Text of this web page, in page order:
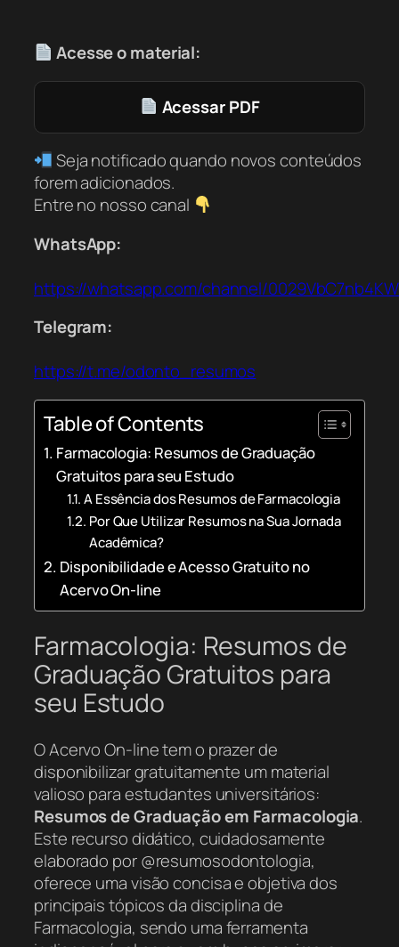
Acesse o material:
Acessar PDF
Seja notificado quando novos conteúdos
forem adicionados.
Entre no nosso canal
WhatsApp:
https://whatsapp.com/channel/
Telegram:
https://t.me/odonto_resumos
Table of Contents
Farmacologia: Resumos de Graduação
Gratuitos para seu Estudo
A Essência dos Resumos de Farmacologia
Por Que Utilizar Resumos na Sua Jornada
Acadêmica?
Disponibilidade e Acesso Gratuito no
Acervo On-line
Farmacologia: Resumos de
Graduação Gratuitos para
seu Estudo
O Acervo On-line tem o prazer de
disponibilizar gratuitamente um material
valioso para estudantes universitários:
Resumos de Graduação em Farmacologia.
Este recurso didático, cuidadosamente
elaborado por @resumosodontologia,
oferece uma visão concisa e objetiva dos
principais tópicos da disciplina de
Farmacologia, sendo uma ferramenta